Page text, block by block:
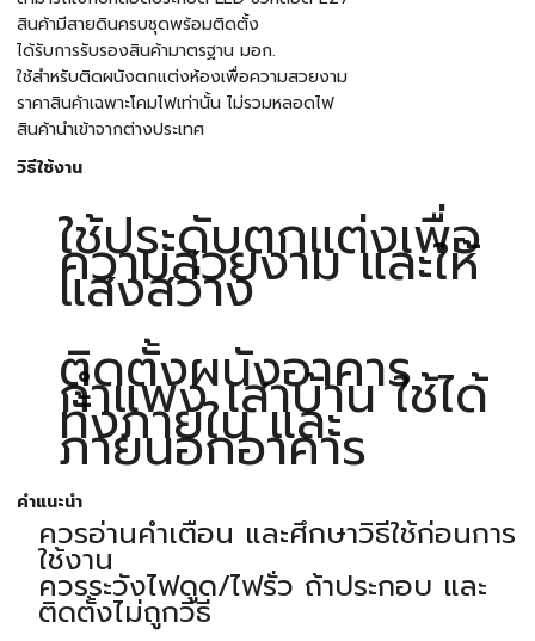
สินค้ามีสายดินครบชุดพร้อมติดตั้ง
ได้รับการรับรองสินค้ามาตรฐาน มอก.
ใช้สำหรับติดผนังตกแต่งห้องเพื่อความสวยงาม
ราคาสินค้าเฉพาะโคมไฟเท่านั้น ไม่รวมหลอดไฟ
สินค้านำเข้าจากต่างประเทศ
วิธีใช้งาน
ใช้ประดับตกแต่งเพื่อ
ความสวยงาม และให้
แสงสว่าง
ติดตั้งผนังอาคาร
กำแพง เสาบ้าน ใช้ได้
ทั้งภายใน และ
ภายนอกอาคาร
คำแนะนำ
ควรอ่านคำเตือน และศึกษาวิธีใช้ก่อนการ
ใช้งาน
ควรระวังไฟดูด/ไฟรั่ว ถ้าประกอบ และ
ติดตั้งไม่ถูกวิธี